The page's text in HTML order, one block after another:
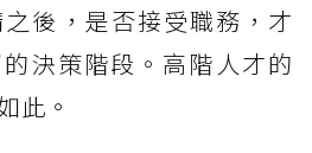
後，是否接受職務，才
決策階段。高階人才的
此。